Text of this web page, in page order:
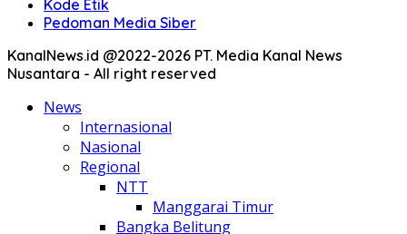
Kode Etik
Pedoman Media Siber
KanalNews.id @2022-2026 PT. Media Kanal News
Nusantara - All right reserved
News
Internasional
Nasional
Regional
NTT
Manggarai Timur
Bangka Belitung